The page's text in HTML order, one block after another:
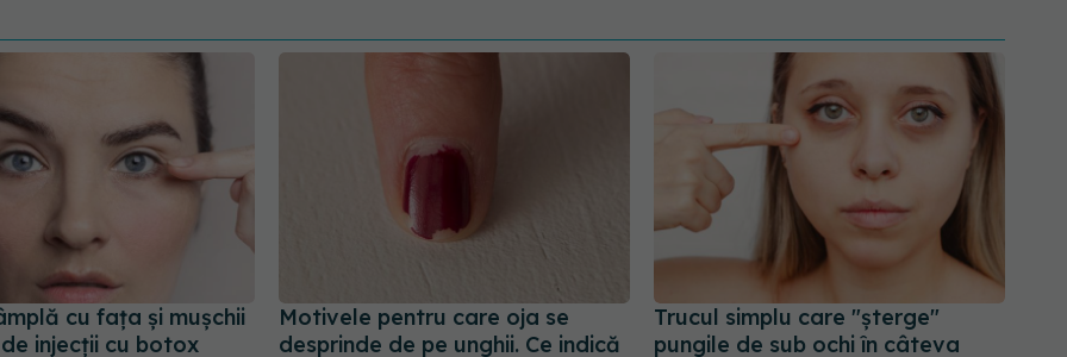
cu fața și mușchii
injecții cu botox
Motivele pentru care oja se
desprinde de pe unghii. Ce indică
Trucul simplu care "șterge"
pungile de sub ochi în câteva